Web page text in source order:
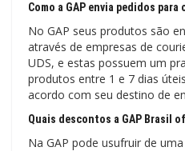
Como a GAP envia pedidos para
No GAP seus produtos são
através de empresas de
UDS, e estas possuem um
produtos entre 1 e 7 dias
acordo com seu destino de
Quais descontos a GAP Brasil
Na GAP pode usufruir de